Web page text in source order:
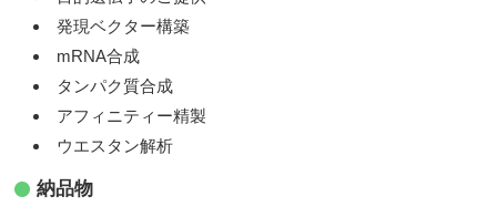
発現ベクター構築
mRNA合成
タンパク質合成
アフィニティー精製
ウエスタン解析
納品物